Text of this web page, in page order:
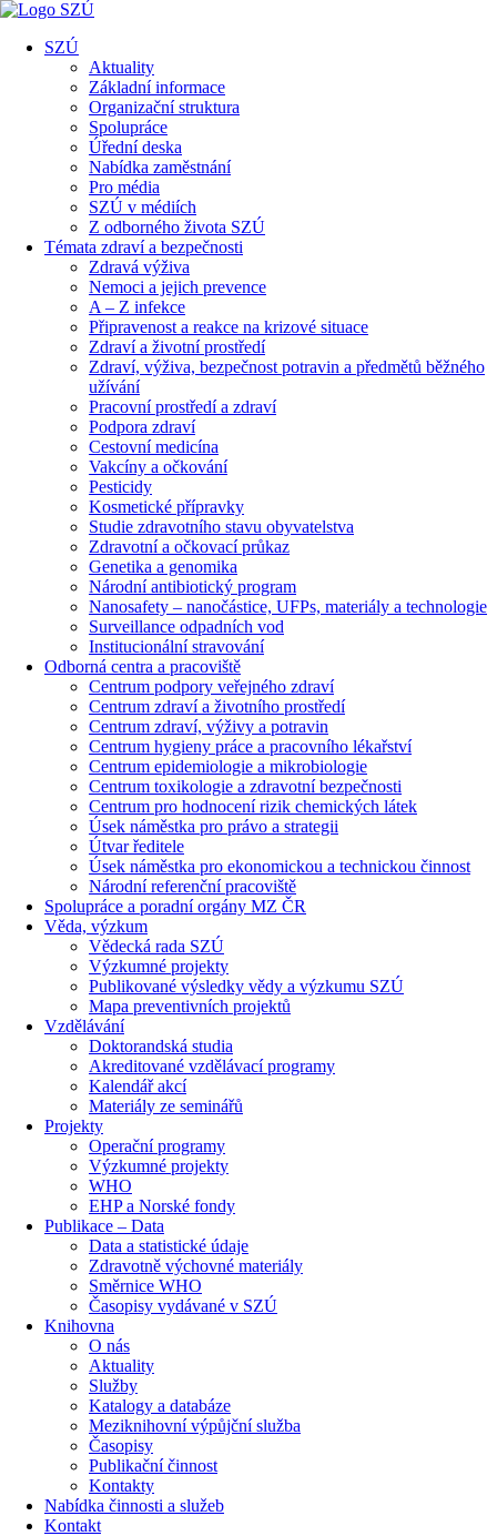
SZÚ
Aktuality
Základní informace
Organizační struktura
Spolupráce
Úřední deska
Nabídka zaměstnání
Pro média
SZÚ v médiích
Z odborného života SZÚ
Témata zdraví a bezpečnosti
Zdravá výživa
Nemoci a jejich prevence
A – Z infekce
Připravenost a reakce na krizové situace
Zdraví a životní prostředí
Zdraví, výživa, bezpečnost potravin a předmětů běžného
užívání
Pracovní prostředí a zdraví
Podpora zdraví
Cestovní medicína
Vakcíny a očkování
Pesticidy
Kosmetické přípravky
Studie zdravotního stavu obyvatelstva
Zdravotní a očkovací průkaz
Genetika a genomika
Národní antibiotický program
Nanosafety – nanočástice, UFPs, materiály a technologie
Surveillance odpadních vod
Institucionální stravování
Odborná centra a pracoviště
Centrum podpory veřejného zdraví
Centrum zdraví a životního prostředí
Centrum zdraví, výživy a potravin
Centrum hygieny práce a pracovního lékařství
Centrum epidemiologie a mikrobiologie
Centrum toxikologie a zdravotní bezpečnosti
Centrum pro hodnocení rizik chemických látek
Úsek náměstka pro právo a strategii
Útvar ředitele
Úsek náměstka pro ekonomickou a technickou činnost
Národní referenční pracoviště
Spolupráce a poradní orgány MZ ČR
Věda, výzkum
Vědecká rada SZÚ
Výzkumné projekty
Publikované výsledky vědy a výzkumu SZÚ
Mapa preventivních projektů
Vzdělávání
Doktorandská studia
Akreditované vzdělávací programy
Kalendář akcí
Materiály ze seminářů
Projekty
Operační programy
Výzkumné projekty
WHO
EHP a Norské fondy
Publikace – Data
Data a statistické údaje
Zdravotně výchovné materiály
Směrnice WHO
Časopisy vydávané v SZÚ
Knihovna
O nás
Aktuality
Služby
Katalogy a databáze
Meziknihovní výpůjční služba
Časopisy
Publikační činnost
Kontakty
Nabídka činnosti a služeb
Kontakt